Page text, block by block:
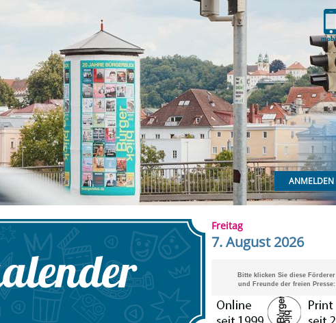
ANMELDEN
Freitag
7. August 2026
Bitte klicken Sie diese Förderer
und Freunde der freien Presse: